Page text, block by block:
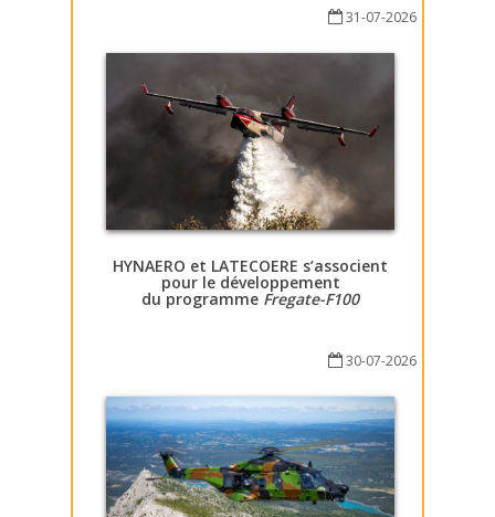
31-07-2026
HYNAERO et LATECOERE s’associent
pour le développement
du programme Fregate-F100
30-07-2026